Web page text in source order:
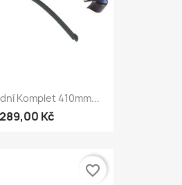
Komplet 410mm...
289,00 Kč
favorite_border